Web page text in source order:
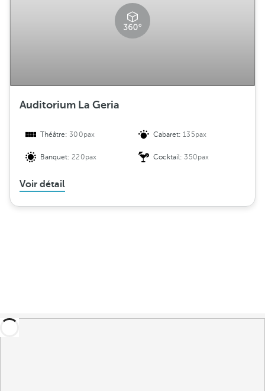
Auditorium La Geria
Théâtre:300pax Cabaret:135pax
Banquet:220pax Cocktail:350pax
Voir détail